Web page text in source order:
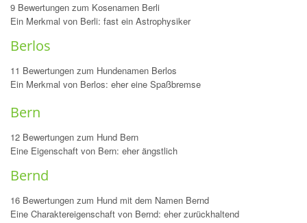
9 Bewertungen zum Kosenamen Berli
Ein Merkmal von Berli: fast ein Astrophysiker
Berlos
11 Bewertungen zum Hundenamen Berlos
Ein Merkmal von Berlos: eher eine Spaßbremse
Bern
12 Bewertungen zum Hund Bern
Eine Eigenschaft von Bern: eher ängstlich
Bernd
16 Bewertungen zum Hund mit dem Namen Bernd
Eine Charaktereigenschaft von Bernd: eher zurückhaltend